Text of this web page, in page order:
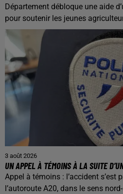
Département débloque une aide
pour soutenir les jeunes
3 août 2026
UN APPEL À TÉMOINS À LA SUITE
Appel à témoins : l’accident s’est
l’autoroute A20, dans le sens